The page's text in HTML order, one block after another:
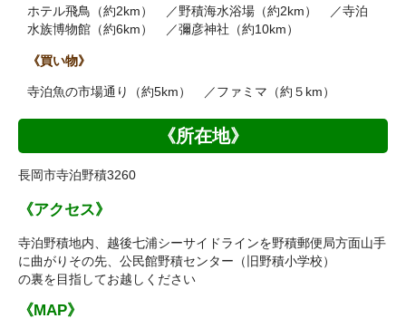
ホテル飛鳥（約2km） ／野積海水浴場（約2km） ／寺泊
水族博物館（約6km） ／彌彦神社（約10km）
《買い物》
寺泊魚の市場通り（約5km） ／ファミマ（約５km）
《所在地》
長岡市寺泊野積3260
《アクセス》
寺泊野積地内、越後七浦シーサイドラインを野積郵便局方面山手
に曲がりその先、公民館野積センター（旧野積小学校）
の裏を目指してお越しください
《MAP》